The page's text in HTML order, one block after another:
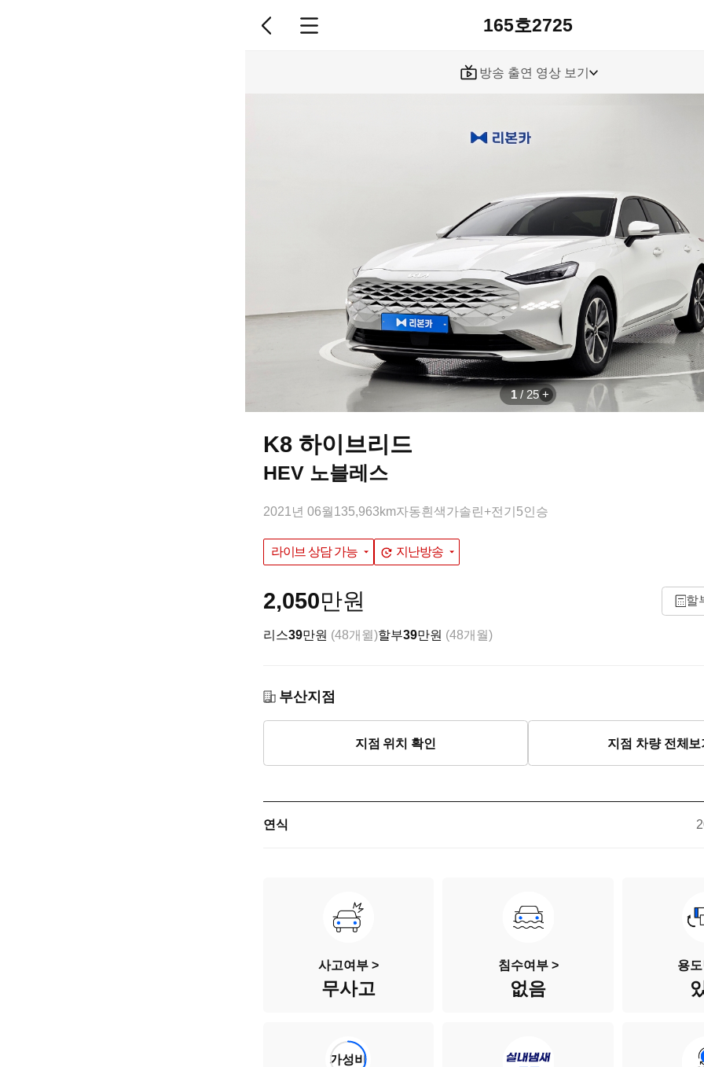
165호2725
방송 출연 영상 보기
1/ 25
K8 하이브리드
HEV 노블레스
2021년 06월 135,963km자동흰색가솔린+전기 5인승
라이브 상담 가능 지난방송
2,050만원 할
리스39만원 (48개월)할부39만원 (48개월)
부산지점
지점 위치 확인 지점 차량 전체보
연식
사고여부 >
무사고
침수여부 >
없음
용
가성비